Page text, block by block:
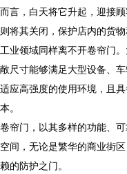
而言，白天将它升起，迎接
则将其关闭，保护店内的货
工业领域同样离不开卷帘门
敞尺寸能够满足大型设备、
适应高强度的使用环境，且
本。
卷帘门，以其多样的功能、
空间，无论是繁华的商业街
赖的防护之门。